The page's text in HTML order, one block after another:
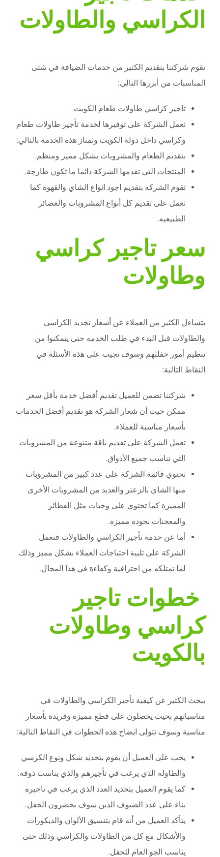
الكراسي والطاولات
تقوم شركتنا بتقديم الكثير من خدمات الضيافة في شتى
المناسبات من أبرزها التالي:
تاجير كراسي طاولات طعام الكويت
تعمل الشركة على توفيرها لخدمة تأجير طاولات طعام
وكراسي داخل دولة الكويت وتمتاز هذه الخدمة بالتالي:
بتقديم الطعام والمشروبات بشكل مميز ومنظم.
المنتجات التي تقدمها الشركة دائما ما تكون طازجة.
تقوم الشركه بتقديم اجود انواع الشاي والقهوة كما
تعمل على تقديم كل أنواع المشروبات والعصائر
الطبيعيه.
سعر تاجير كراسي
وطاولات
يتساءل الكثير من العملاء عن أسعار تجديد الكراسي
والطاولات قبل البدء في طلب الخدمه حتى يتمكنوا من
تنظيم أمور حفلتهم وسوف نجيب على هذه الأسئلة في
النقاط التالية:
شركتنا تضمن للعميل تقديم أفضل خدمة بأقل سعر
ممكن حيث أن شعار الشركة هو تقديم أفضل الخدمات
بأسعار مناسبة للعملاء.
تعمل الشركة على تقديم باقة متنوعة من المشروبات
التي تناسب جميع الأذواق.
تحتوي قائمة الشركة على عدد كبير من المشروبات
منها الشاي بالزعتر والعديد من المشروبات الأخرى
المميزة كما تحتوي على وجبات مثل الفطائر
والمعجنات بجوده مميزه.
أما عن خدمة تأجير الكراسي والطاولات فتعمل
الشركة على تلبية احتياجات العملاء بشكل مميز وذلك
لما تمتلكه من احترافية وكفاءة في هذا المجال.
خطوات تاجير
كراسي وطاولات
بالكويت
يبحث الكثير عن كيفية تأجير الكراسي والطاولات في
مناسباتهم بحيث يحصلون على قطع مميزة وفريدة بأسعار
مناسبة وسوف نتولى ايضاح هذه الخطوات في النقاط التالية:
يجب على العميل أن يقوم بتحديد شكل ونوع الكرسي
والطاوله الذي يرغب في تأجيرهم والذي يناسب ذوقه.
كما يقوم العميل بتحديد العدد الذي يرغب في تاجيره
بناء على عدد الضيوف الذين سوف يحضرون الحفل.
يتأكد العميل من أنه قام بتنسيق الألوان والديكورات
والأشكال مع كل من الطاولات والكراسي وذلك حتى
يناسب الجو العام للحفل.